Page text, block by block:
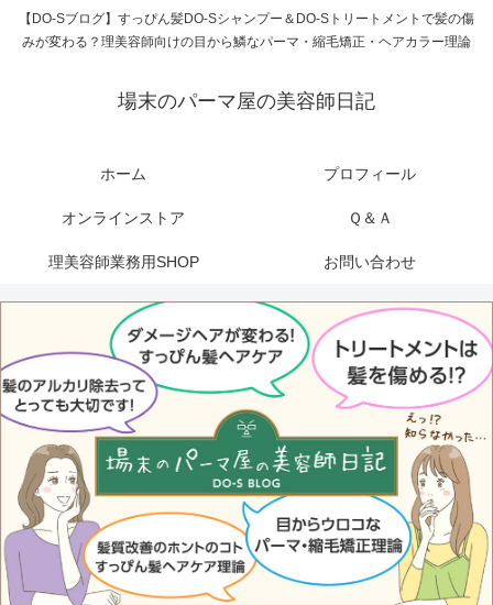
【DO-Sブログ】すっぴん髪DO-Sシャンプー＆DO-Sトリートメントで髪の傷
みが変わる？理美容師向けの目から鱗なパーマ・縮毛矯正・ヘアカラー理論
場末のパーマ屋の美容師日記
ホーム プロフィール
オンラインストア Ｑ＆Ａ
理美容師業務用SHOP お問い合わせ